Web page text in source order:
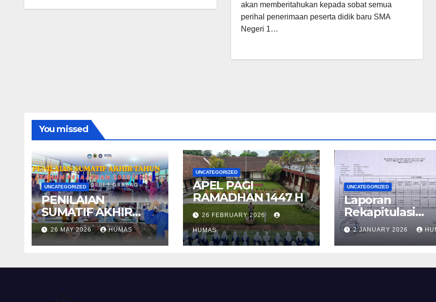
akan memberitahukan kepada sobat semua
perihal penerimaan peserta didik baru SMA
Negeri 1…
You missed
UNCATEGORIZED
PENILAIAN
SUMATIF AKHIR
TAHUN 2025/2026
26 MAY 2026 HUMAS
UNCATEGORIZED
APEL PAGI
RAMADHAN 1447 H
26 FEBRUARY 2026
HUMAS
UNCATEGORIZED
Laporan
Rekapitulasi
Realisasi
Penggunaan
BOS Reguler
2 JANUARY 2026